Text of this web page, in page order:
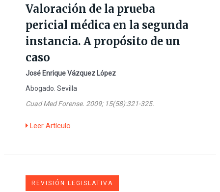
Valoración de la prueba
pericial médica en la segunda
instancia. A propósito de un
caso
José Enrique Vázquez López
Abogado. Sevilla
Cuad Med Forense. 2009; 15(58):321-325.
Leer Artículo
REVISIÓN LEGISLATIVA